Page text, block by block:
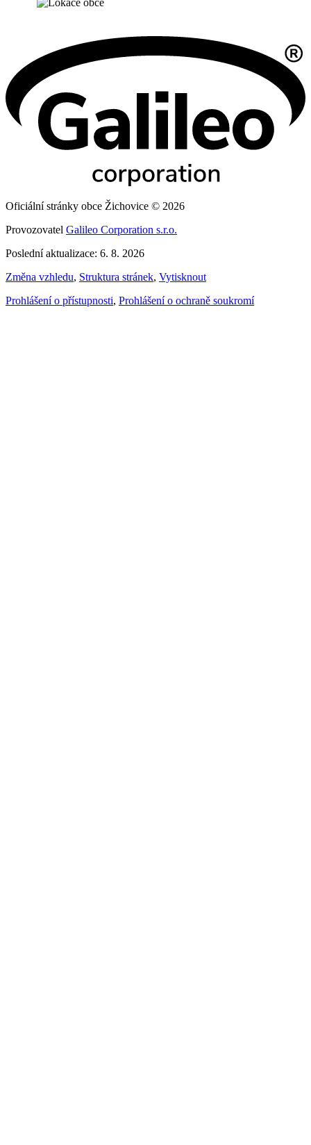
Oficiální stránky obce Žichovice © 2026
Provozovatel Galileo Corporation s.r.o.
Poslední aktualizace: 6. 8. 2026
Změna vzhledu, Struktura stránek, Vytisknout
Prohlášení o přístupnosti, Prohlášení o ochraně soukromí